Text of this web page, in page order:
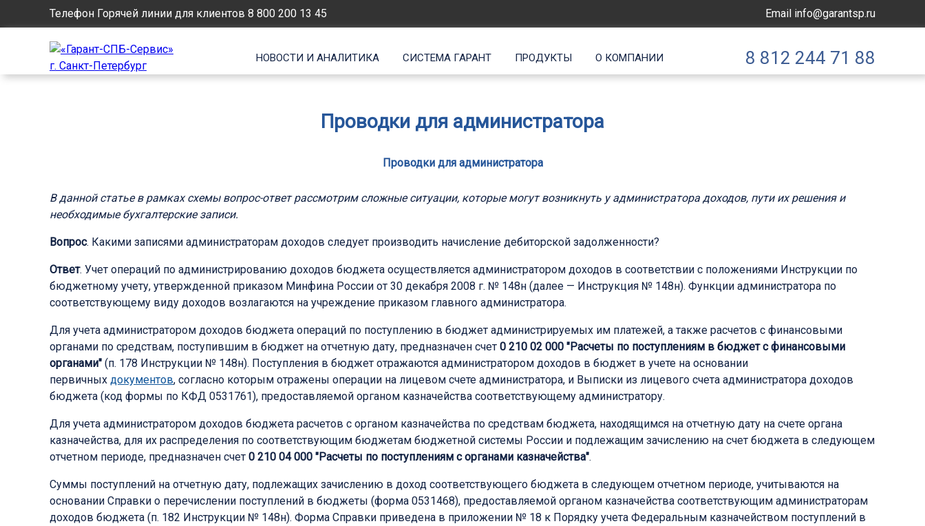
Телефон Горячей линии для клиентов 8 800 200 13 45 Email info@garantsp.ru
НОВОСТИ И АНАЛИТИКА СИСТЕМА ГАРАНТ ПРОДУКТЫ О КОМПАНИИ 8 812 244 71 88
Проводки для администратора
Проводки для администратора
В данной статье в рамках схемы вопрос-ответ рассмотрим сложные ситуации, которые могут возникнуть у администратора доходов, пути их решения и
необходимые бухгалтерские записи.
Вопрос. Какими записями администраторам доходов следует производить начисление дебиторской задолженности?
Ответ. Учет операций по администрированию доходов бюджета осуществляется администратором доходов в соответствии с положениями Инструкции по
бюджетному учету, утвержденной приказом Минфина России от 30 декабря 2008 г. № 148н (далее — Инструкция № 148н). Функции администратора по
соответствующему виду доходов возлагаются на учреждение приказом главного администратора.
Для учета администратором доходов бюджета операций по поступлению в бюджет администрируемых им платежей, а также расчетов с финансовыми
органами по средствам, поступившим в бюджет на отчетную дату, предназначен счет 0 210 02 000 "Расчеты по поступлениям в бюджет с финансовыми
органами" (п. 178 Инструкции № 148н). Поступления в бюджет отражаются администратором доходов в бюджет в учете на основании
первичных документов, согласно которым отражены операции на лицевом счете администратора, и Выписки из лицевого счета администратора доходов
бюджета (код формы по КФД 0531761), предоставляемой органом казначейства соответствующему администратору.
Для учета администратором доходов бюджета расчетов с органом казначейства по средствам бюджета, находящимся на отчетную дату на счете органа
казначейства, для их распределения по соответствующим бюджетам бюджетной системы России и подлежащим зачислению на счет бюджета в следующем
отчетном периоде, предназначен счет 0 210 04 000 "Расчеты по поступлениям с органами казначейства".
Суммы поступлений на отчетную дату, подлежащих зачислению в доход соответствующего бюджета в следующем отчетном периоде, учитываются на
основании Справки о перечислении поступлений в бюджеты (форма 0531468), предоставляемой органом казначейства соответствующим администраторам
доходов бюджета (п. 182 Инструкции № 148н). Форма Справки приведена в приложении № 18 к Порядку учета Федеральным казначейством поступлений в